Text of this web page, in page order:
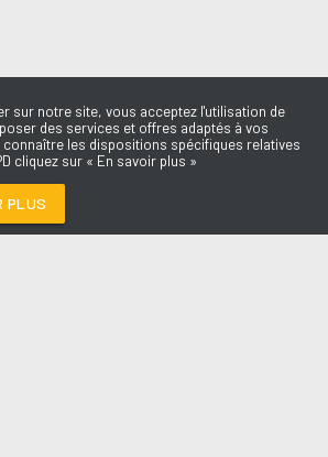
sur notre site, vous acceptez l'utilisation de
des services et offres adaptés à vos
connaître les dispositions spécifiques relatives
cliquez sur « En savoir plus »
PLUS